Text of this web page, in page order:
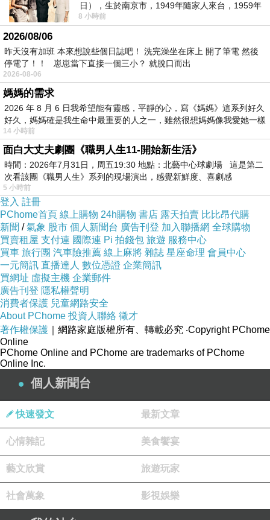
日），生於南京市，1949年隨家人來台，1959年
赴美深造並取得經濟發展博士學位。曾任
8 小時前
2026/08/06
昨天沒有加班 本來想說些個日誌吧！ 洗完澡坐在床上 開了筆電 然後
停電了！！ 崽崽當下直接一個三小？ 就脫口而出
2026-08-06
媽媽的需求
2026 年 8 月 6 日我希望能有靈感，平靜的心，寫《媽媽》這系列好久
好久，媽媽確是我生命中最重要的人之一，雖然很想媽媽像我愛她一樣
14 小時前
面白大丈夫劇團《職男人生11-開始新生活》
時間：2026年7月31日，周五19:30 地點：北藝中心球劇場 這是第二
次看該團《職男人生》系列的現場演出，感覺新鮮度、喜劇感
5 小時前
登入 註冊
PChome首頁 線上購物 24h購物 書店 露天拍賣 比比昂代購
新聞 /氣象 股市 個人新聞台 廣告刊登 加入聯播網 全球購物
買賣租屋 支付連 國際連 Pi 拍錢包 旅遊 服務中心
買車 旅行團 汽車險推薦 線上麻將 雜誌 星座命理 會員中心
一元簡訊 直播達人 數位憑證 企業簡訊
買網址 虛擬主機 企業郵件
廣告刊登 隱私權聲明
消費者保護 兒童網路安全
About PChome 投資人聯絡 徵才
著作權保護 ｜網路家庭版權所有、轉載必究 ‧Copyright PChome
Online
PChome Online and PChome are trademarks of PChome
Online Inc.
個人新聞台
快速發文 最新文章
心情雜記 美食饗宴
藝文欣賞 旅遊玩家
社會萬象 影視娛樂